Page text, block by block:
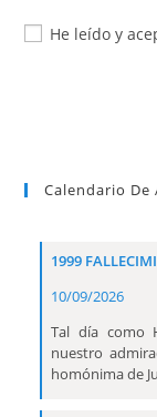
He leído y
Calendario De
1999
10/09/2026
Tal día como
nuestro
homónima de